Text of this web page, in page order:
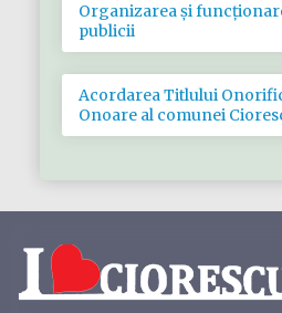
Organizarea și
publicii
Acordarea Titlului
Onoare al comunei